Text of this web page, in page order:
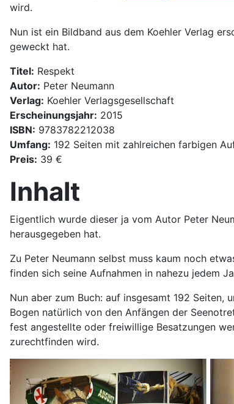
wird.
Nun ist ein Bildband aus dem Koehler Verlag
geweckt hat.
Titel: Respekt
Autor: Peter Neumann
Verlag: Koehler Verlagsgesellschaft
Erscheinungsjahr: 2015
ISBN: 9783782212038
Umfang: 192 Seiten mit zahlreichen farbigen
Preis: 39 €
Inhalt
Eigentlich wurde dieser ja vom Autor Peter
herausgegeben hat.
Zu Peter Neumann selbst muss kaum noch
finden sich seine Aufnahmen in nahezu jedem
Nun aber zum Buch: auf insgesamt 192
Bogen natürlich von den Anfängen der
fest angestellte oder freiwillige Besatzungen
zurechtfinden wird.